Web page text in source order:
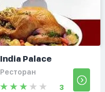
India Palace
Ресторан
3